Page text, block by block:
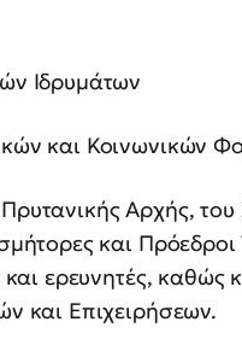
Ιδρυμάτων
και Κοινωνικών
Αρχής, του
και
ερευνητές, καθώς
και Επιχειρήσεων.